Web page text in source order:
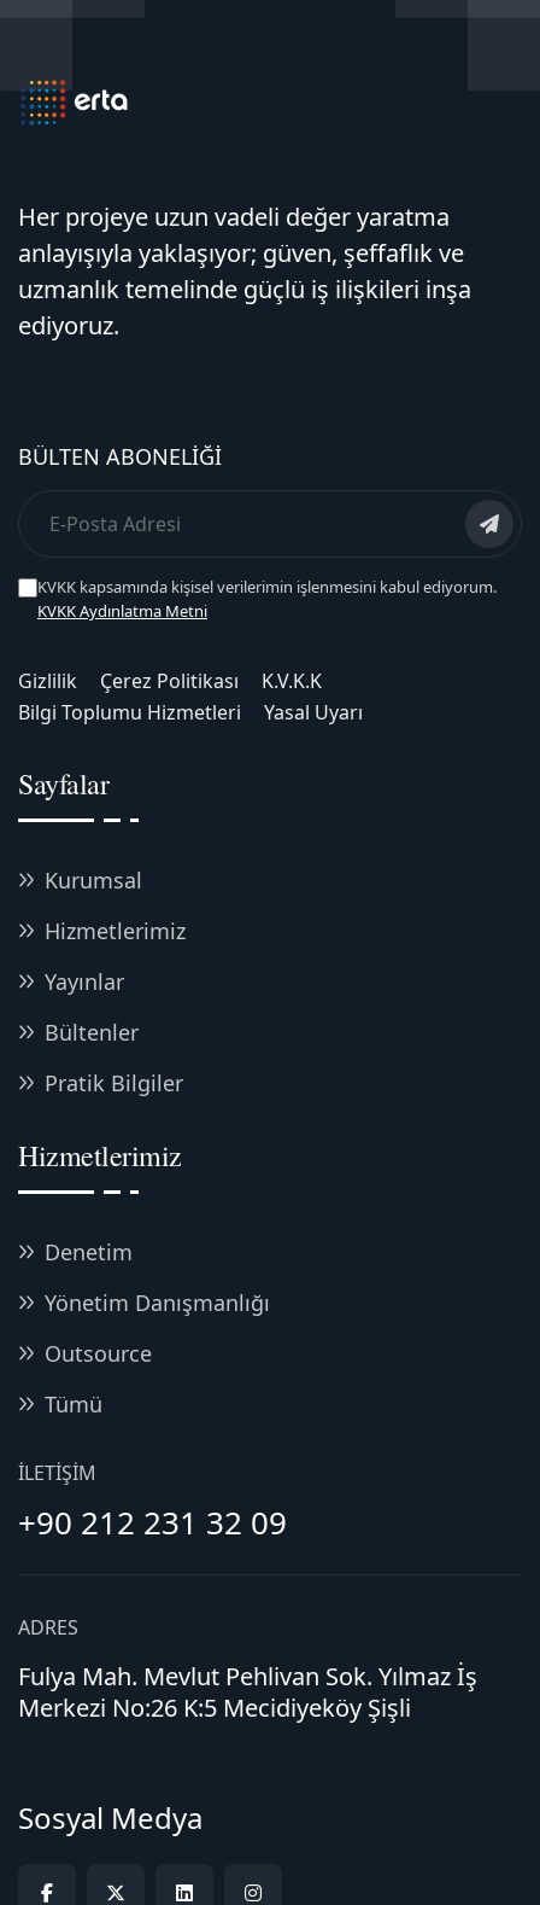
Her projeye uzun vadeli değer yaratma
anlayışıyla yaklaşıyor; güven, şeffaflık ve
uzmanlık temelinde güçlü iş ilişkileri inşa
ediyoruz.
BÜLTEN ABONELIĞI
KVKK kapsamında kişisel verilerimin işlenmesini kabul ediyorum.
KVKK Aydınlatma Metni
Gizlilik Çerez Politikası
K.V.K.K
Bilgi Toplumu Hizmetleri
Yasal Uyarı
Sayfalar
Kurumsal
Hizmetlerimiz
Yayınlar
Bültenler
Pratik Bilgiler
Hizmetlerimiz
Denetim
Yönetim Danışmanlığı
Outsource
Tümü
İLETIŞIM
+90 212 231 32 09
ADRES
Fulya Mah. Mevlut Pehlivan Sok. Yılmaz İş
Merkezi No:26 K:5 Mecidiyeköy Şişli
Sosyal Medya